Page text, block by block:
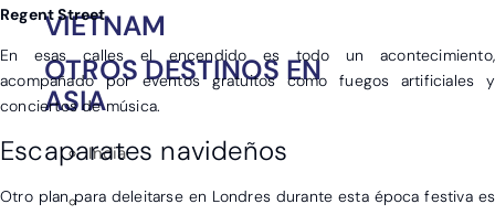
VIETNAM
OTROS DESTINOS EN
ASIA
India
Regent Street.
En esas calles el encendido es todo un acontecimiento,
acompañado por eventos gratuitos como fuegos artificiales y
conciertos de música.
Escaparates navideños
Otro plan para deleitarse en Londres durante esta época festiva es